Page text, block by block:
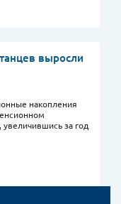
выросли
накопления
за год